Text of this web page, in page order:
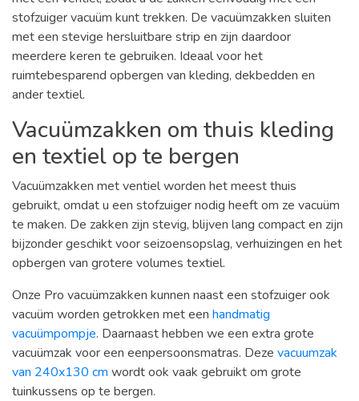
stofzuiger vacuüm kunt trekken. De vacuümzakken sluiten
met een stevige hersluitbare strip en zijn daardoor
meerdere keren te gebruiken. Ideaal voor het
ruimtebesparend opbergen van kleding, dekbedden en
ander textiel.
Vacuümzakken om thuis kleding
en textiel op te bergen
Vacuümzakken met ventiel worden het meest thuis
gebruikt, omdat u een stofzuiger nodig heeft om ze vacuüm
te maken. De zakken zijn stevig, blijven lang compact en zijn
bijzonder geschikt voor seizoensopslag, verhuizingen en het
opbergen van grotere volumes textiel.
Onze Pro vacuümzakken kunnen naast een stofzuiger ook
vacuüm worden getrokken met een handmatig
vacuümpompje. Daarnaast hebben we een extra grote
vacuümzak voor een eenpersoonsmatras. Deze vacuumzak
van 240x130 cm wordt ook vaak gebruikt om grote
tuinkussens op te bergen.